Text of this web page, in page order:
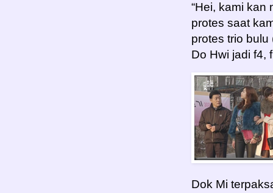
“Hei, kami kan
protes saat
protes trio
Do Hwi jadi f4,
Dok Mi